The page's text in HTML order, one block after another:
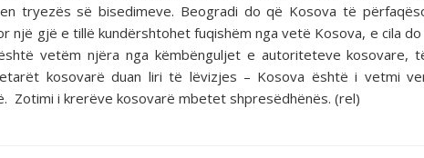
tryezës së bisedimeve. Beogradi do që Kosova të
një gjë e tillë kundërshtohet fuqishëm nga vetë Kosova, e cila
vetëm njëra nga këmbënguljet e autoriteteve kosovare,
kosovarë duan liri të lëvizjes – Kosova është i vetmi
Zotimi i krerëve kosovarë mbetet shpresëdhënës. (rel)